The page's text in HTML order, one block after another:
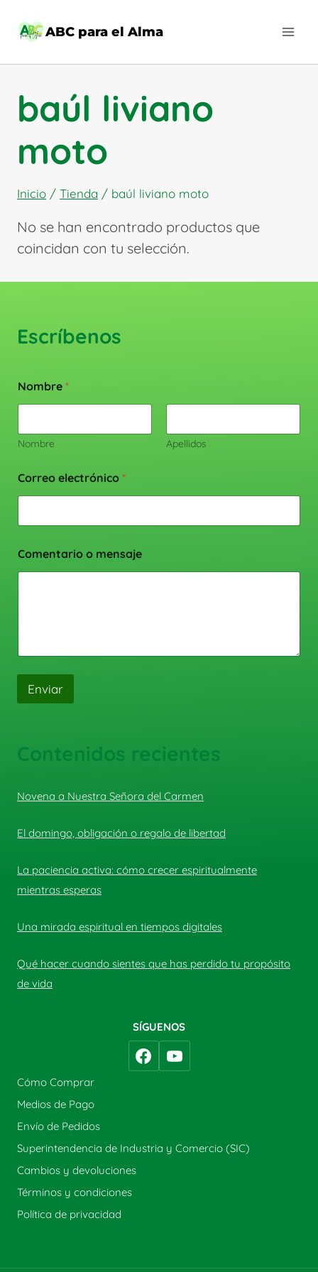
ABC para el Alma
baúl liviano
moto
Inicio / Tienda / baúl liviano moto
No se han encontrado productos que
coincidan con tu selección.
Escríbenos
Nombre *
Nombre Apellidos
Correo electrónico *
Comentario o mensaje
Enviar
Contenidos recientes
Novena a Nuestra Señora del Carmen
El domingo, obligación o regalo de libertad
La paciencia activa: cómo crecer espiritualmente
mientras esperas
Una mirada espiritual en tiempos digitales
Qué hacer cuando sientes que has perdido tu propósito
de vida
SÍGUENOS
Cómo Comprar
Medios de Pago
Envío de Pedidos
Superintendencia de Industria y Comercio (SIC)
Cambios y devoluciones
Términos y condiciones
Política de privacidad